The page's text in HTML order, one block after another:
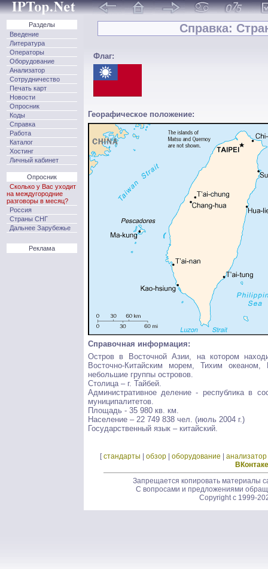
Разделы
Введение
Литература
Операторы
Оборудование
Анализатор
Сотрудничество
Печать карт
Новости
Опросник
Коды
Справка
Работа
Каталог
Хостинг
Личный кабинет
Опросник
Сколько у Вас уходит
на междугородние
разговоры в месяц?
Россия
Страны СНГ
Дальнее Зарубежье
Реклама
Справка:
Флаг:
Георафическое положение:
Справочная информация:
Остров в Восточной Азии, на котором
Восточно-Китайским морем, Тихим
небольшие группы островов.
Столица – г. Тайбей.
Административное деление - республика в
муниципалитетов.
Площадь - 35 980 кв. км.
Население – 22 749 838 чел. (июль 2004 г.)
Государственный язык – китайский.
[стандарты обзор оборудование анализатор
ВКонтаке
Запрещается копировать материалы
С вопросами и предложениями
Copyright c 1999-